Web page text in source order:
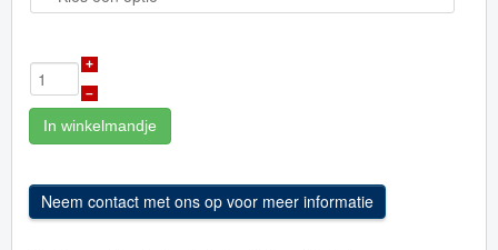
+
–
In winkelmandje